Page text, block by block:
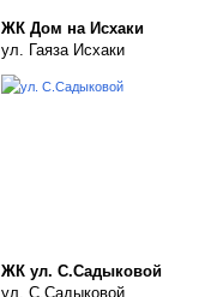
ЖК Дом на Исхаки
ул. Гаяза Исхаки
ЖК ул. С.Садыковой
ул. С.Садыковой